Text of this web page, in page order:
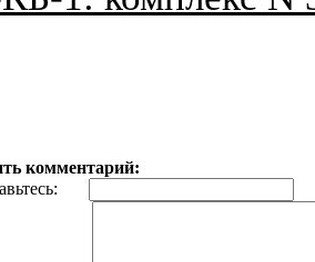
комментарий: